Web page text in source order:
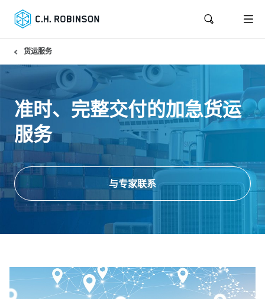
货运服务
准时、完整交付的加急货运
服务
与专家联系